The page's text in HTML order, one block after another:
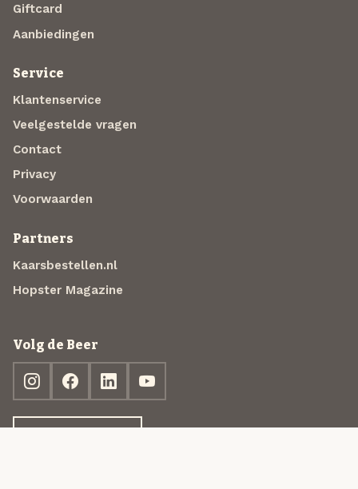
Giftcard
Aanbiedingen
Service
Klantenservice
Veelgestelde vragen
Contact
Privacy
Voorwaarden
Partners
Kaarsbestellen.nl
Hopster Magazine
Volg de Beer